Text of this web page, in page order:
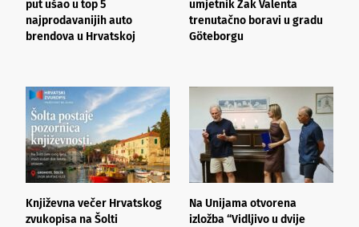
put ušao u top 5
najprodavanijih auto
brendova u Hrvatskoj
umjetnik Žak Valenta
trenutačno boravi u gradu
Göteborgu
Književna večer Hrvatskog
zvukopisa na Šolti
Na Unijama otvorena
izložba “Vidljivo u dvije